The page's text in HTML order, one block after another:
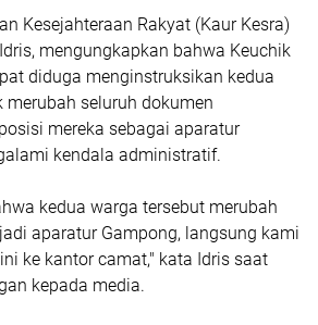
Kesejahteraan Rakyat (Kaur Kesra)
mengungkapkan bahwa Keuchik
diduga menginstruksikan kedua
seluruh dokumen
mereka sebagai aparatur
kendala administratif.
kedua warga tersebut merubah
aparatur Gampong, langsung kami
ke kantor camat," kata Idris saat
kepada media.